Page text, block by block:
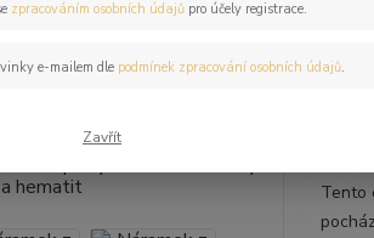
kamenů a
Tento
zpracováním osobních údajůpro účely registrace.
e-mailem dle podmínek zpracování osobních údajů.
Zavřít